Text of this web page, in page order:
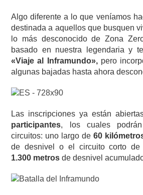
Algo diferente a lo que veníamos
destinada a aquellos que busquen
lo más desconocido de Zona
basado en nuestra legendaria y
«Viaje al Inframundo»,pero
algunas bajadas hasta ahora
Las inscripciones ya están
participantes, los cuales
circuitos: uno largo de 60
de desnivel o el circuito corto de
1.300 metros de desnivel